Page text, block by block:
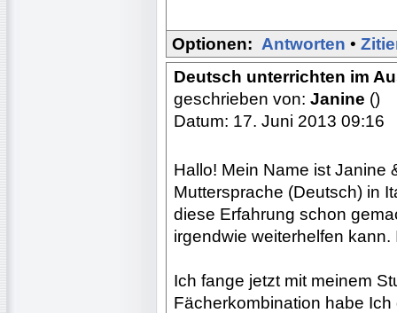
Optionen: Antworten •
Deutsch unterrichten im
geschrieben von: Janine ()
Datum: 17. Juni 2013 09:16
Hallo! Mein Name ist Janine
Muttersprache (Deutsch) in
diese Erfahrung schon
irgendwie weiterhelfen
Ich fange jetzt mit meinem
Fächerkombination habe